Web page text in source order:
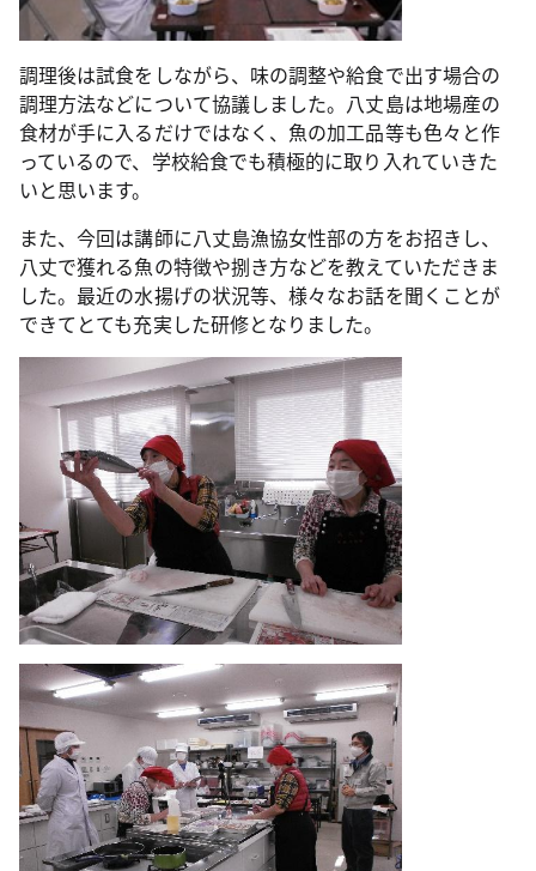
調理後は試食をしながら、味の調整や給食で出す場合の
調理方法などについて協議しました。八丈島は地場産の
食材が手に入るだけではなく、魚の加工品等も色々と作
っているので、学校給食でも積極的に取り入れていきた
いと思います。
また、今回は講師に八丈島漁協女性部の方をお招きし、
八丈で獲れる魚の特徴や捌き方などを教えていただきま
した。最近の水揚げの状況等、様々なお話を聞くことが
できてとても充実した研修となりました。